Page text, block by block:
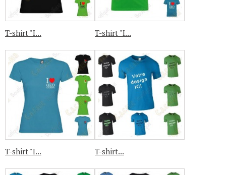
T-shirt "I... T-shirt "I...
T-shirt "I... T-shirt...